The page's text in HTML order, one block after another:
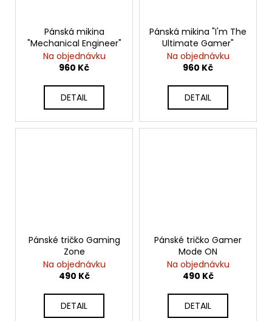
Pánská mikina
"Mechanical Engineer"
Na objednávku
960 Kč
DETAIL
Pánská mikina "I'm The
Ultimate Gamer"
Na objednávku
960 Kč
DETAIL
Pánské tričko Gaming
Zone
Na objednávku
490 Kč
DETAIL
Pánské tričko Gamer
Mode ON
Na objednávku
490 Kč
DETAIL